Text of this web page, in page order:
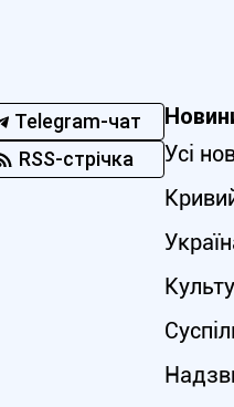
Telegram-чат
RSS-стрічка
Усі